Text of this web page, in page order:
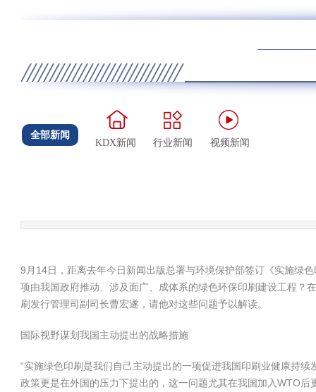
全部新闻
视频新闻
行业新闻
KDX新闻
9月14日，距离去年今日新闻出版总署与环境保护部签订《实施绿
项由我国政府推动、涉及面广、成体系的绿色环保印刷建设工程？
刷发行管理司副司长曹宏遂，请他对这些问题予以解读。
国际视野谋划我国主动提出的战略措施
“实施绿色印刷是我们自己主动提出的一项促进我国印刷业健康持
政策更是在外国的压力下提出的，这一问题尤其在我国加入WTO